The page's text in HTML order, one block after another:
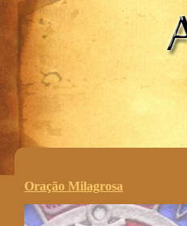
.
Oração Milagrosa